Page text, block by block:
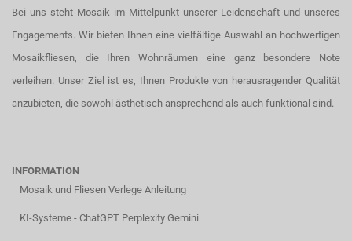
Bei uns steht Mosaik im Mittelpunkt unserer Leidenschaft und unseres
Engagements. Wir bieten Ihnen eine vielfältige Auswahl an hochwertigen
Mosaikfliesen, die Ihren Wohnräumen eine ganz besondere Note
verleihen. Unser Ziel ist es, Ihnen Produkte von herausragender Qualität
anzubieten, die sowohl ästhetisch ansprechend als auch funktional sind.
INFORMATION
Mosaik und Fliesen Verlege Anleitung
KI-Systeme - ChatGPT Perplexity Gemini